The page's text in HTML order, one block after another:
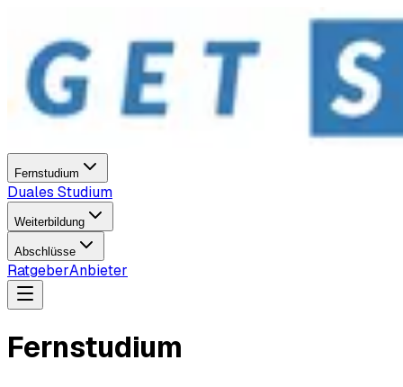
Fernstudium
Duales Studium
Weiterbildung
Abschlüsse
RatgeberAnbieter
Fernstudium